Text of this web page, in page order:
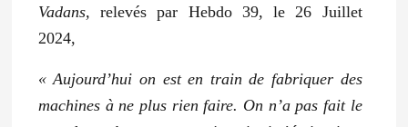
Vadans,relevés par Hebdo 39, le 26 Juillet
2024,
«Aujourd’hui on est en train de fabriquer des
machines à ne plus rien faire. On n’a pas fait le